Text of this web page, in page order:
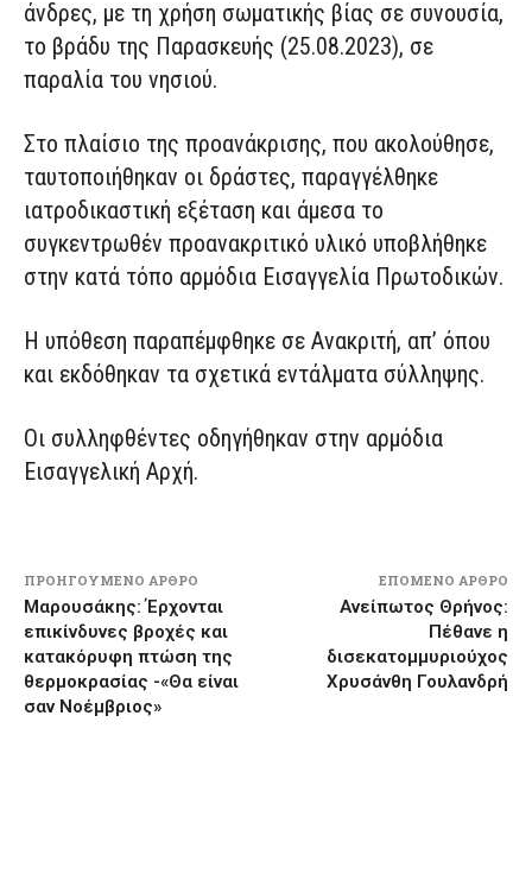
άνδρες, με τη χρήση σωματικής βίας σε συνουσία,
το βράδυ της Παρασκευής (25.08.2023), σε
παραλία του νησιού.
Στο πλαίσιο της προανάκρισης, που ακολούθησε,
ταυτοποιήθηκαν οι δράστες, παραγγέλθηκε
ιατροδικαστική εξέταση και άμεσα το
συγκεντρωθέν προανακριτικό υλικό υποβλήθηκε
στην κατά τόπο αρμόδια Εισαγγελία Πρωτοδικών.
Η υπόθεση παραπέμφθηκε σε Ανακριτή, απ’ όπου
και εκδόθηκαν τα σχετικά εντάλματα σύλληψης.
Οι συλληφθέντες οδηγήθηκαν στην αρμόδια
Εισαγγελική Αρχή.
ΠΡΟΗΓΟΎΜΕΝΟ ΆΡΘΡΟ
Μαρουσάκης: Έρχονται
επικίνδυνες βροχές και
κατακόρυφη πτώση της
θερμοκρασίας -«Θα είναι
σαν Νοέμβριος»
ΕΠΌΜΕΝΟ ΆΡΘΡΟ
Ανείπωτος Θρήνος:
Πέθανε η
δισεκατομμυριούχος
Χρυσάνθη Γουλανδρή